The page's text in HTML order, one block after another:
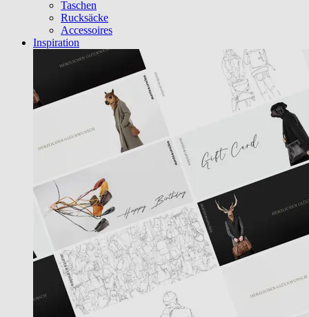
Taschen
Rucksäcke
Accessoires
Inspiration